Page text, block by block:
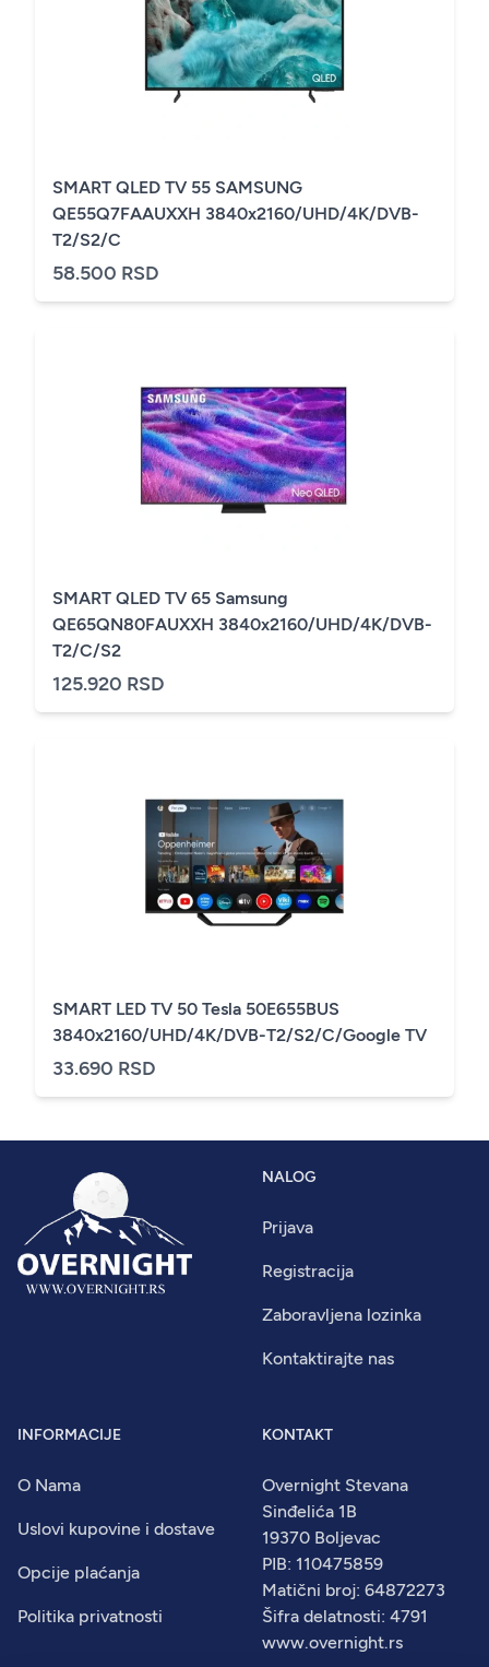
SMART QLED TV 55 SAMSUNG
QE55Q7FAAUXXH 3840x2160/UHD/4K/DVB-
T2/S2/C
58.500 RSD
SMART QLED TV 65 Samsung
QE65QN80FAUXXH 3840x2160/UHD/4K/DVB-
T2/C/S2
125.920 RSD
SMART LED TV 50 Tesla 50E655BUS
3840x2160/UHD/4K/DVB-T2/S2/C/Google TV
33.690 RSD
NALOG
Prijava
Registracija
Zaboravljena lozinka
Kontaktirajte nas
INFORMACIJE
O Nama
Uslovi kupovine i dostave
Opcije plaćanja
Politika privatnosti
KONTAKT
Overnight Stevana
Sinđelića 1B
19370 Boljevac
PIB: 110475859
Matični broj: 64872273
Šifra delatnosti: 4791
www.overnight.rs